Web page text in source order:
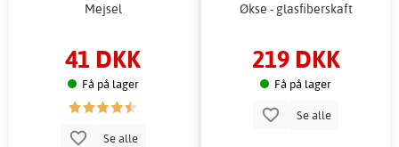
Mejsel
41 DKK
Få på lager
Se alle
Økse - glasfiberskaft
219 DKK
Få på lager
Se alle